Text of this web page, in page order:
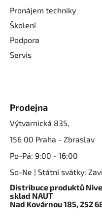
Pronájem techniky
Školení
Podpora
Servis
Prodejna
Výtvarnická 835,
156 00 Praha - Zbraslav
Po-Pá: 9:00 - 16:00
So-Ne | Státní svátky:
Distribuce produktů
sklad NAUT
Nad Kovárnou 185, 252